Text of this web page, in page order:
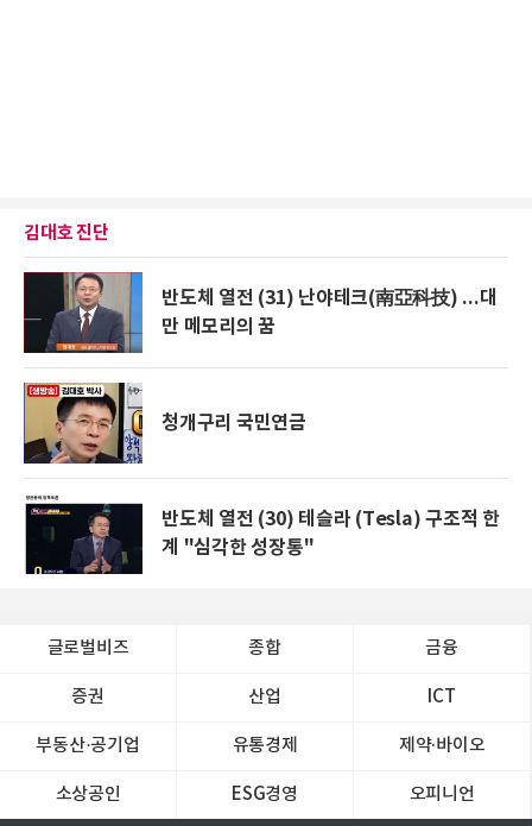
김대호 진단
반도체 열전 (31) 난야테크(南亞科技) ...대
만 메모리의 꿈
청개구리 국민연금
반도체 열전 (30) 테슬라 (Tesla) 구조적 한
계 "심각한 성장통"
글로벌비즈 종합 금융
증권 산업 ICT
부동산·공기업 유통경제 제약∙바이오
소상공인 ESG경영 오피니언